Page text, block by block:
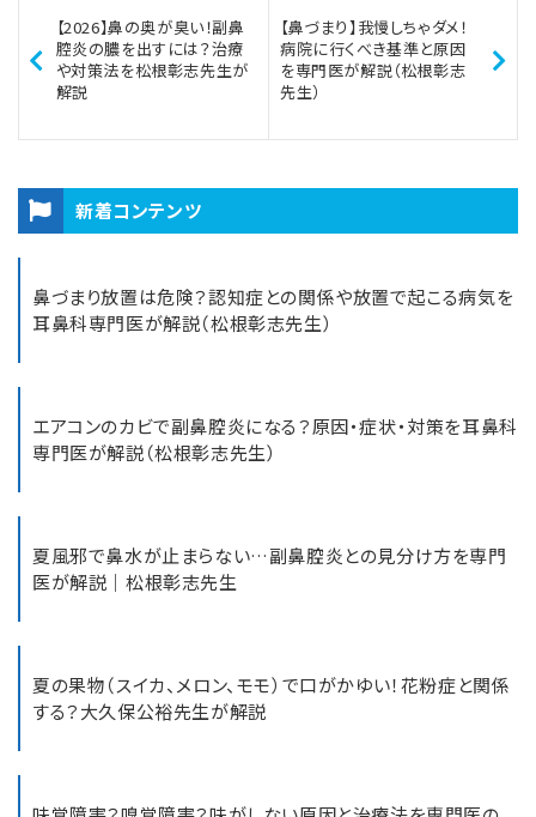
【2026】鼻の奥が臭い！副鼻
腔炎の膿を出すには？治療
や対策法を松根彰志先生が
解説
【鼻づまり】我慢しちゃダメ！
病院に行くべき基準と原因
を専門医が解説（松根彰志
先生）
新着コンテンツ
鼻づまり放置は危険？認知症との関係や放置で起こる病気を
耳鼻科専門医が解説（松根彰志先生）
エアコンのカビで副鼻腔炎になる？原因・症状・対策を耳鼻科
専門医が解説（松根彰志先生）
夏風邪で鼻水が止まらない…副鼻腔炎との見分け方を専門
医が解説｜松根彰志先生
夏の果物（スイカ、メロン、モモ）で口がかゆい！花粉症と関係
する？大久保公裕先生が解説